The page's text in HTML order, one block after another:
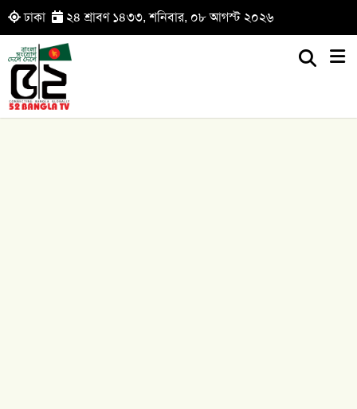
ঢাকা ২৪ শ্রাবণ ১৪৩৩, শনিবার, ০৮ আগস্ট ২০২৬